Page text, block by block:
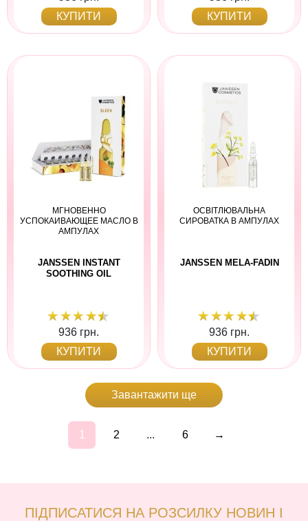
КУПИТИ
КУПИТИ
МГНОВЕННО
УСПОКАИВАЮЩЕЕ МАСЛО В
АМПУЛАХ
JANSSEN INSTANT
SOOTHING OIL
936 грн.
КУПИТИ
ОСВІТЛЮВАЛЬНА
СИРОВАТКА В АМПУЛАХ
JANSSEN MELA-FADIN
936 грн.
КУПИТИ
Завантажити ще
1 2 ... 6 →
ПІДПИСАТИСЯ НА РОЗСИЛКУ НОВИН І